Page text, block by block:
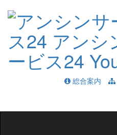
総合案内